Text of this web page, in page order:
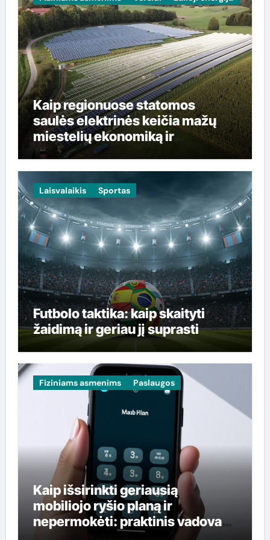
Kaip regionuose statomos
saulės elektrinės keičia mažų
miestelių ekonomiką ir
gyventojų sąskaitas
Laisvalaikis Sportas
Futbolo taktika: kaip skaityti
žaidimą ir geriau jį suprasti
Fiziniams asmenims Paslaugos
Kaip išsirinkti geriausią
mobiliojo ryšio planą ir
nepermokėti: praktinis vadovas